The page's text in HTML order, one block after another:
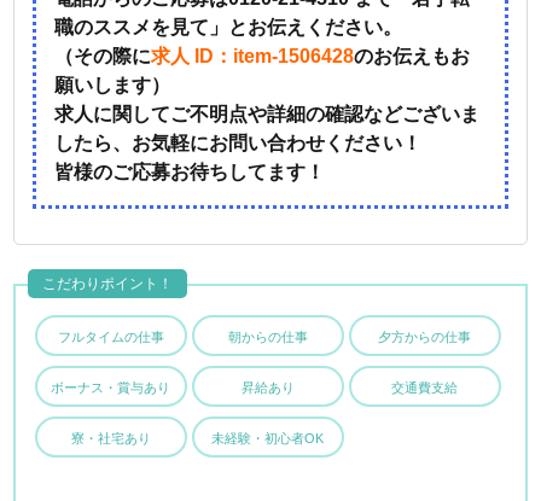
職のススメを見て」とお伝えください。
（その際に求人 ID：item-1506428のお伝えもお
願いします）
求人に関してご不明点や詳細の確認などございま
したら、お気軽にお問い合わせください！
皆様のご応募お待ちしてます！
フルタイムの仕事 朝からの仕事 夕方からの仕事
ボーナス・賞与あり 昇給あり 交通費支給
寮・社宅あり 未経験・初心者OK
こだわりポイント！